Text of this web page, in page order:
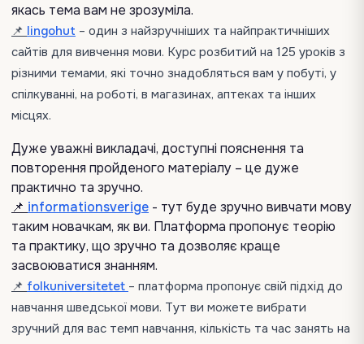
якась тема вам не зрозуміла.
📌 lingohut – один з найзручніших та найпрактичніших
сайтів для вивчення мови. Курс розбитий на 125 уроків з
різними темами, які точно знадобляться вам у побуті, у
спілкуванні, на роботі, в магазинах, аптеках та інших
місцях.
Дуже уважні викладачі, доступні пояснення та
повторення пройденого матеріалу – це дуже
практично та зручно.
📌 informationsverige - тут буде зручно вивчати мову
таким новачкам, як ви. Платформа пропонує теорію
та практику, що зручно та дозволяє краще
засвоюватися знанням.
📌 folkuniversitetet – платформа пропонує свій підхід до
навчання шведської мови. Тут ви можете вибрати
зручний для вас темп навчання, кількість та час занять на